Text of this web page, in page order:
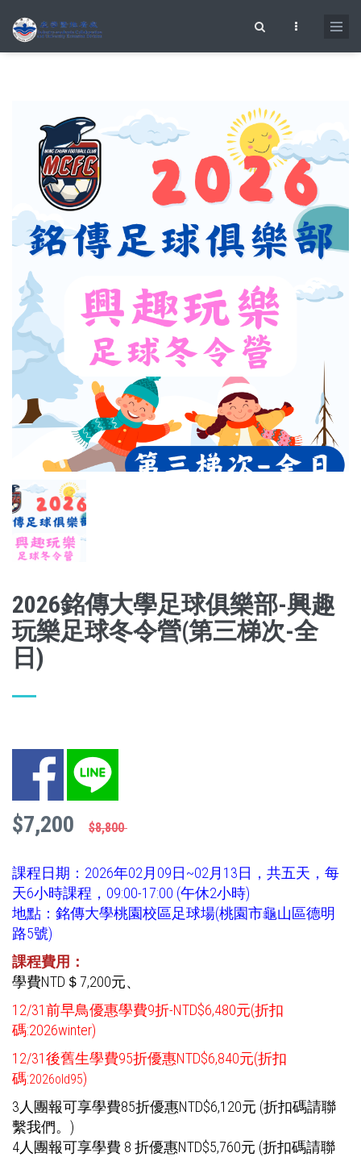
2026銘傳大學足球俱樂部-興趣
玩樂足球冬令營(第三梯次-全
日)
Facebook LINE
$7,200 $8,800
課程日期：2026年02月09日~02月13日，共五天，每
天6小時課程，09:00-17:00 (午休2小時)
地點：銘傳大學桃園校區足球場(桃園市龜山區德明
路5號)
課程費用：
學費NTD＄7,200元、
12/31前早鳥優惠學費9折-NTD$6,480元(折扣
碼:2026winter)
12/31後舊生學費95折優惠NTD$6,840元(折扣
碼:2026old95)
3人團報可享學費85折優惠NTD$6,120元 (折扣碼請聯
繫我們。)
4人團報可享學費 8 折優惠NTD$5,760元 (折扣碼請聯